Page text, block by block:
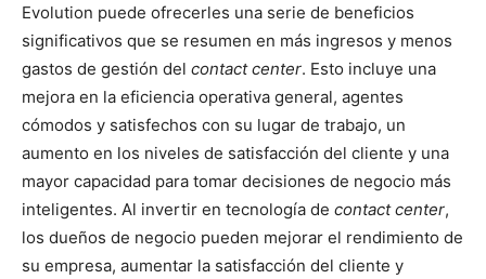
Evolution puede ofrecerles una serie de beneficios
significativos que se resumen en más ingresos y menos
gastos de gestión del contact center. Esto incluye una
mejora en la eficiencia operativa general, agentes
cómodos y satisfechos con su lugar de trabajo, un
aumento en los niveles de satisfacción del cliente y una
mayor capacidad para tomar decisiones de negocio más
inteligentes. Al invertir en tecnología de contact center,
los dueños de negocio pueden mejorar el rendimiento de
su empresa, aumentar la satisfacción del cliente y